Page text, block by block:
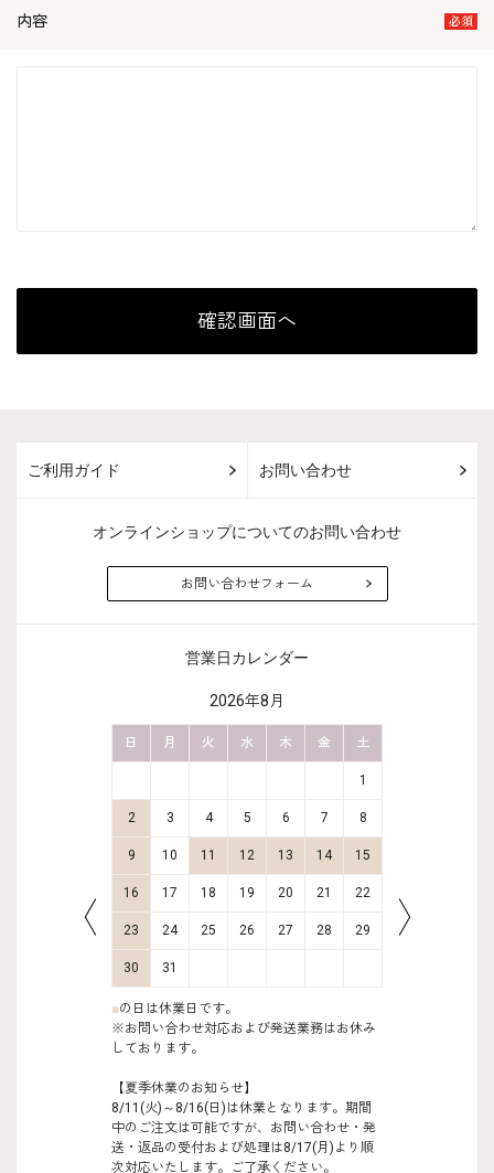
内容
ご利用ガイド お問い合わせ
オンラインショップについてのお問い合わせ
お問い合わせフォーム
営業日カレンダー
2026年8月
日 月 火 水 木 金 土
1
2 3 4 5 6 7 8
9 10 11 12 13 14 15
16 17 18 19 20 21 22
23 24 25 26 27 28 29
30 31
■の日は休業日です。
※お問い合わせ対応および発送業務はお休み
しております。
【夏季休業のお知らせ】
8/11(火)～8/16(日)は休業となります。期間
中のご注文は可能ですが、お問い合わせ・発
送・返品の受付および処理は8/17(月)より順
次対応いたします。ご了承ください。